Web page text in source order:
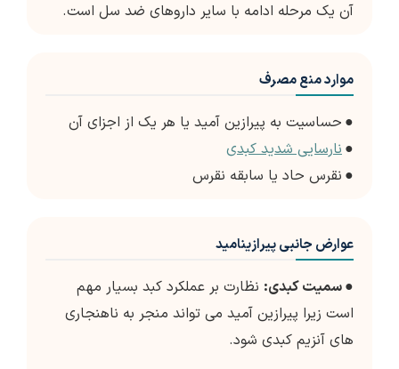
آن یک مرحله ادامه با سایر داروهای ضد سل است.
موارد منع مصرف
● حساسیت به پیرازین آمید یا هر یک از اجزای آن
●نارسایی شدید کبدی
● نقرس حاد یا سابقه نقرس
عوارض جانبی پیرازینامید
●سمیت کبدی: نظارت بر عملکرد کبد بسیار مهم
است زیرا پیرازین آمید می تواند منجر به ناهنجاری
های آنزیم کبدی شود.